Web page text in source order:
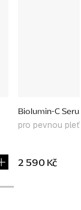
Biolumin-C
pro pevnou
2 590 Kč